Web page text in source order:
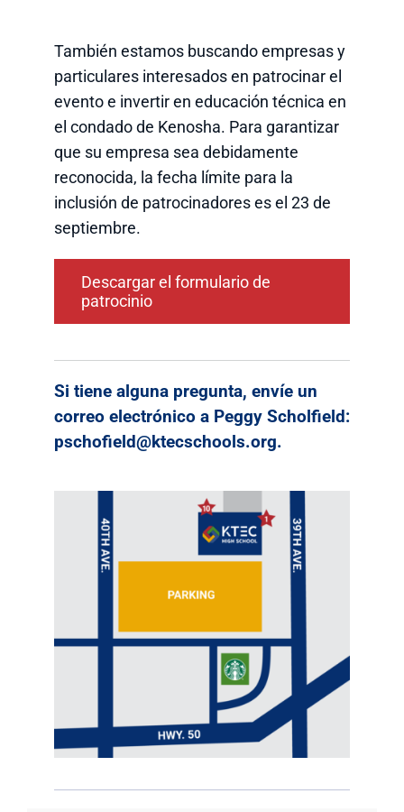
También estamos buscando empresas y
particulares interesados en patrocinar el
evento e invertir en educación técnica en
el condado de Kenosha. Para garantizar
que su empresa sea debidamente
reconocida, la fecha límite para la
inclusión de patrocinadores es el 23 de
septiembre.
Descargar el formulario de
patrocinio
Si tiene alguna pregunta, envíe un
correo electrónico a Peggy Scholfield:
pschofield@ktecschools.org.